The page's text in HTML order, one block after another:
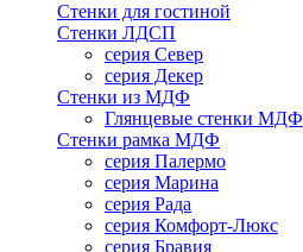
Стенки для гостиной
Стенки ЛДСП
серия Север
серия Декер
Стенки из МДФ
Глянцевые стенки МДФ
Стенки рамка МДФ
серия Палермо
серия Марина
серия Рада
серия Комфорт-Люкс
серия Бравия